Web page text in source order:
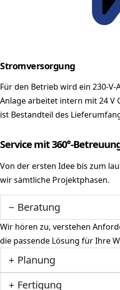
Stromversorgung
Für den Betrieb wird ein 230-
Anlage arbeitet intern mit 24 V
ist Bestandteil des
Service mit 360°-
Von der ersten Idee bis zum
wir sämtliche Projektphasen.
Beratung
Wir hören zu, verstehen
die passende Lösung für Ihre
Planung
Fertigung